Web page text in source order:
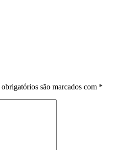
são marcados com *